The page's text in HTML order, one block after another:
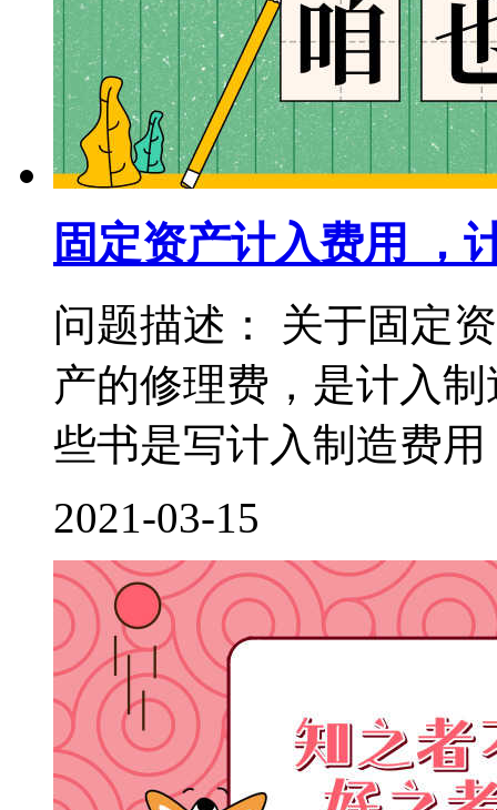
固定资产计入费用 ，
问题描述： 关于固定
产的修理费，是计入
些书是写计入制造费
2021-03-15